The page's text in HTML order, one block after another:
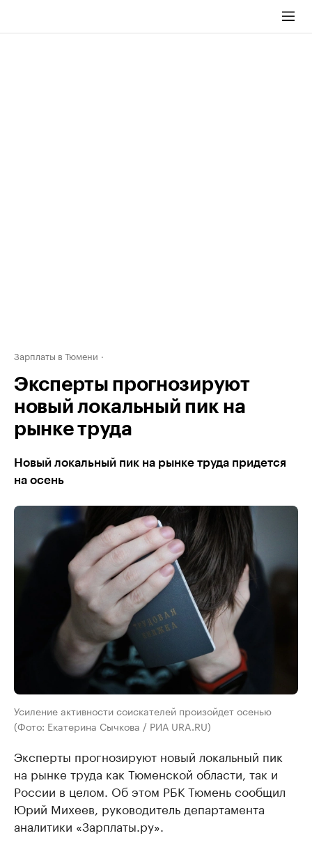
Зарплаты в Тюмени
Эксперты прогнозируют
новый локальный пик на
рынке труда
Новый локальный пик на рынке труда придется
на осень
Усиление активности соискателей произойдет осенью
(Фото: Екатерина Сычкова / РИА URA.RU)
Эксперты прогнозируют новый локальный пик
на рынке труда как Тюменской области, так и
России в целом. Об этом РБК Тюмень сообщил
Юрий Михеев, руководитель департамента
аналитики «Зарплаты.ру».